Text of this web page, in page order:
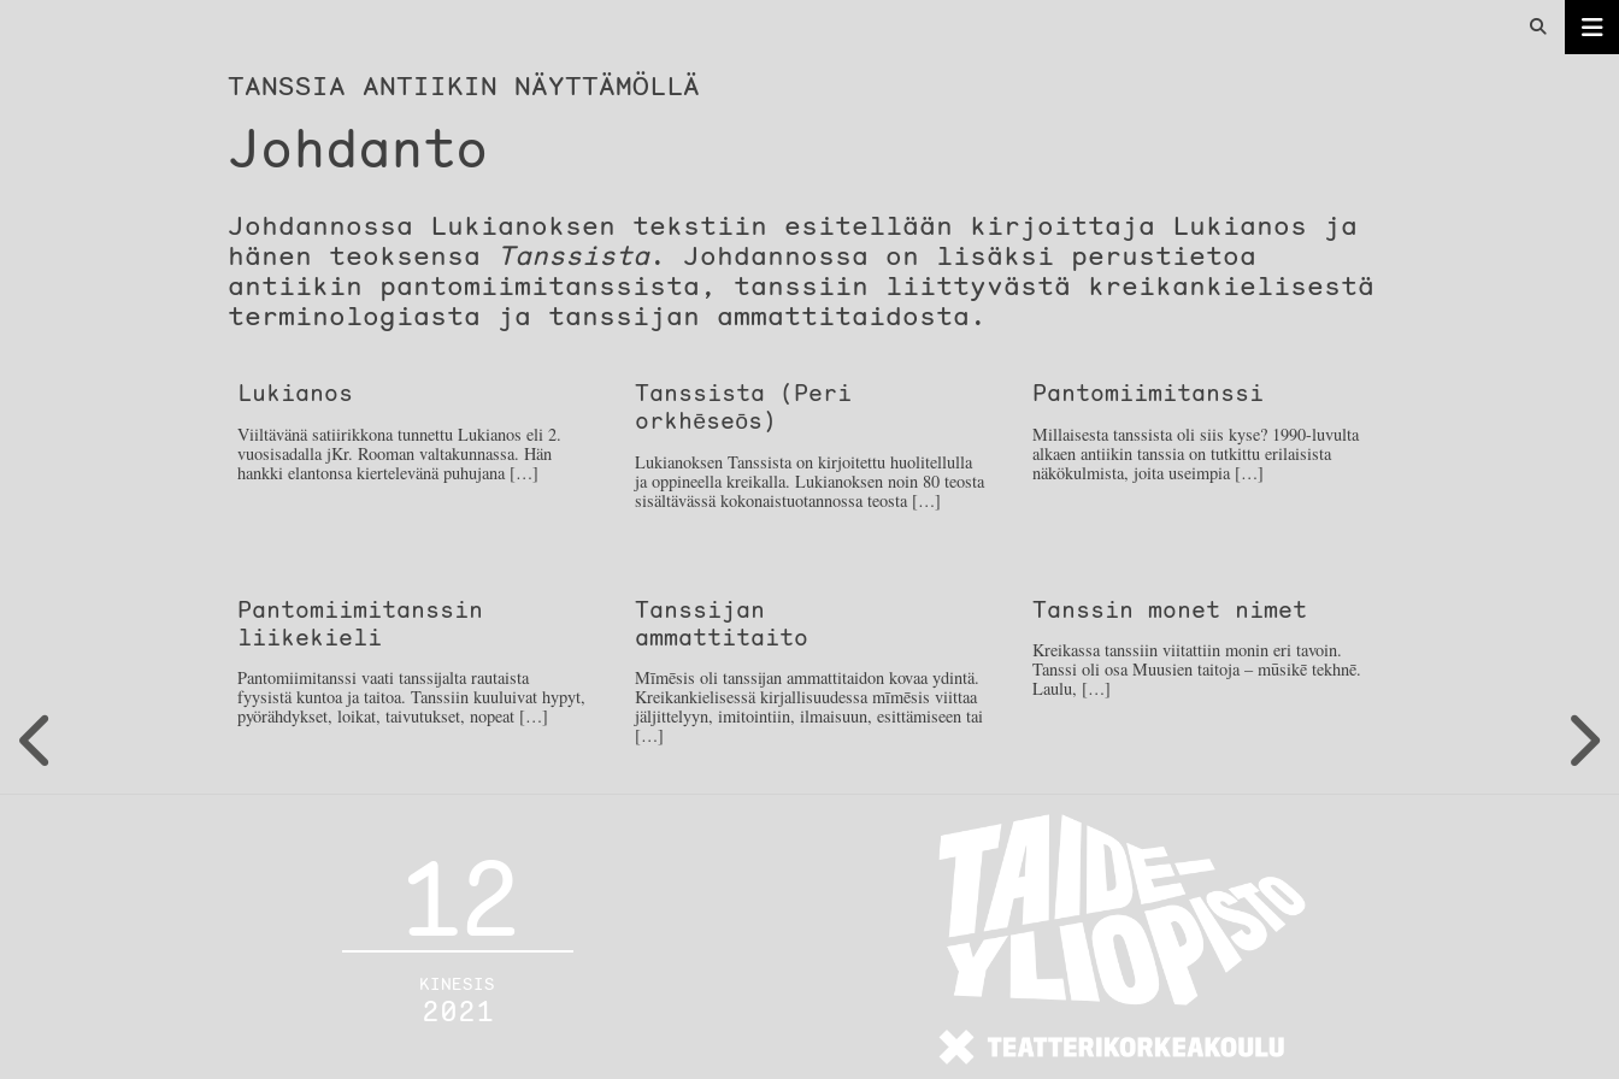
TANSSIA ANTIIKIN NÄYTTÄMÖLLÄ
Johdanto
Johdannossa Lukianoksen tekstiin esitellään kirjoittaja Lukianos ja
hänen teoksensa
Tanssista. Johdannossa on lisäksi perustietoa
antiikin pantomiimitanssista, tanssiin liittyvästä kreikankielisestä
terminologiasta ja tanssijan ammattitaidosta.
Lukianos
Viiltävänä satiirikkona tunnettu Lukianos eli 2.
vuosisadalla jKr. Rooman valtakunnassa. Hän
hankki elantonsa kiertelevänä puhujana […]
Tanssista (Peri
orkhēseōs)
Lukianoksen Tanssista on kirjoitettu huolitellulla
ja oppineella kreikalla. Lukianoksen noin 80 teosta
sisältävässä kokonaistuotannossa teosta […]
Pantomiimitanssi
Millaisesta tanssista oli siis kyse? 1990-luvulta
alkaen antiikin tanssia on tutkittu erilaisista
näkökulmista, joita useimpia […]
Pantomiimitanssin
liikekieli
Pantomiimitanssi vaati tanssijalta rautaista
fyysistä kuntoa ja taitoa. Tanssiin kuuluivat hypyt,
pyörähdykset, loikat, taivutukset, nopeat […]
Tanssijan
ammattitaito
Mīmēsis oli tanssijan ammattitaidon kovaa ydintä.
Kreikankielisessä kirjallisuudessa mīmēsis viittaa
jäljittelyyn, imitointiin, ilmaisuun, esittämiseen tai
[…]
Tanssin monet nimet
Kreikassa tanssiin viitattiin monin eri tavoin.
Tanssi oli osa Muusien taitoja – mūsikē tekhnē.
Laulu, […]
12
KINESIS
2021